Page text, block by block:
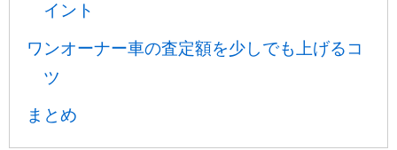
イント
ワンオーナー車の査定額を少しでも上げるコ
ツ
まとめ